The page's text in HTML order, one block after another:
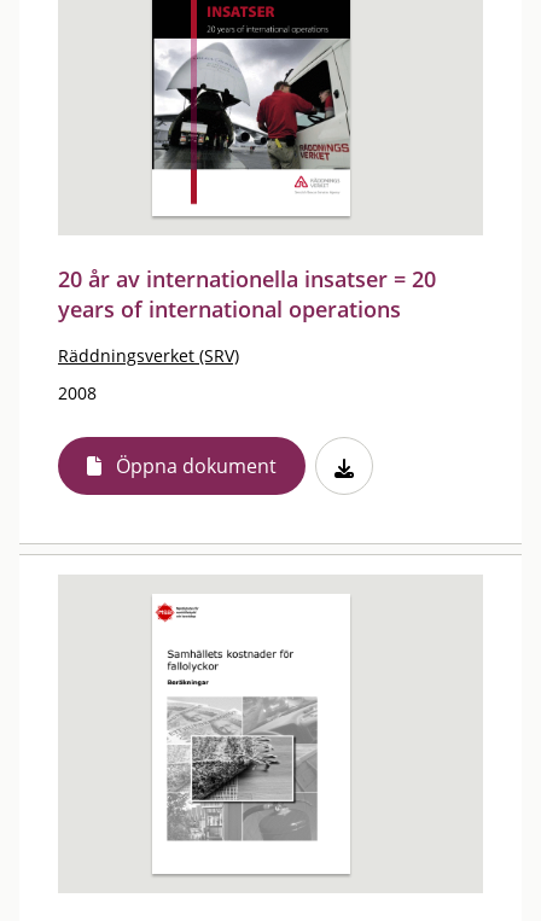
20 år av internationella insatser = 20
years of international operations
Räddningsverket (SRV)
2008
Öppna dokument